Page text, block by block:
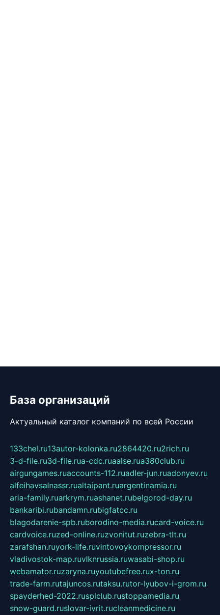
База организаций
Актуальный каталог компаний по всей России
133chel.ru13autor-kolonka.ru2864420.ru2rich.ru
3-d-file.ru3d-file.rua-cdc.ruaalse.rua380club.ru
airgungames.ruaccounts-112.ruadler-jun.ruadonyev.ru
alfeihavsalnassr.rualtaipant.ruargentinamia.ru
aria-family.ruarkrym.ruashanet.rubelgorod-day.ru
bankaribi.rubandamn.rubigfatcc.ru
blagodarenie-spb.ruborodino-media.rucard-voice.ru
cardvoice.ruzed-online.ruzvonitut.ruzebra-tlt.ru
zarafshan.ruyork-life.ruvintovoykompressor.ru
vladivostok-map.ruvlknrussia.ruwasabi-shop.ru
webamator.ruzaryna.ruyoutubefree.rux-ton.ru
trade-farm.rutajuncos.rutaksu.rutor-lyubov-i-grom.ru
spayderhed-2022.rusplclub.rustoppamedia.ru
snow-guard.ruslovar-ivrit.rucleanmedicine.ru